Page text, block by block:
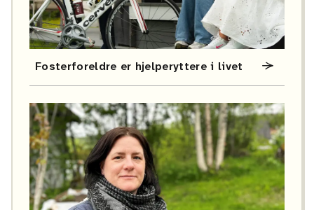
Fosterforeldre er hjelperyttere i livet